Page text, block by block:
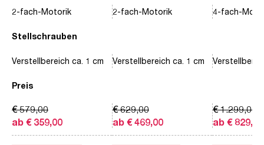
Stellschrauben
Preis
2-fach-Motorik
Verstellbereich ca. 1 cm
ab € 359,00
€ 579,00
2-fach-Motorik
Verstellbereich ca. 1 cm
ab € 469,00
€ 629,00
4-fach-
ab € 829,00
€ 1.299,00